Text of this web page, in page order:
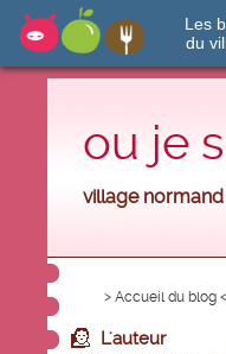
Les
du
ou je
village normand
> Accueil du blog <
L'auteur